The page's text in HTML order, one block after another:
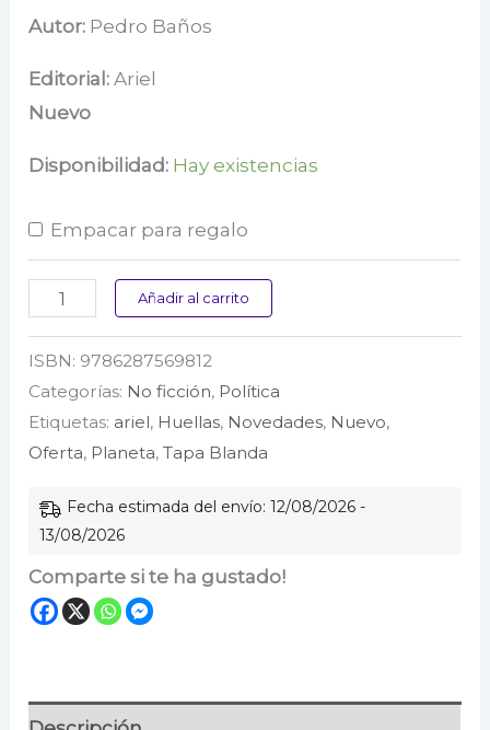
precio
original
$ 89.000.
Autor: Pedro Baños
Editorial:Ariel
Nuevo
Disponibilidad: Hay existencias
Empacar para regalo
GeohispanidadAñadir al carrito
ISBN: 9786287569812
Categorías: No ficción, Política
Etiquetas: ariel, Huellas, Novedades, Nuevo,
Oferta, Planeta,Tapa Blanda
Fecha estimada del envío: 12/08/2026 -
13/08/2026
Comparte si te ha gustado!